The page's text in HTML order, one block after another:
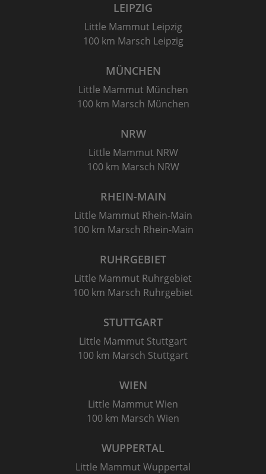
LEIPZIG
Little Mammut Leipzig
100 km Marsch Leipzig
MÜNCHEN
Little Mammut München
100 km Marsch München
NRW
Little Mammut NRW
100 km Marsch NRW
RHEIN-MAIN
Little Mammut Rhein-Main
100 km Marsch Rhein-Main
RUHRGEBIET
Little Mammut Ruhrgebiet
100 km Marsch Ruhrgebiet
STUTTGART
Little Mammut Stuttgart
100 km Marsch Stuttgart
WIEN
Little Mammut Wien
100 km Marsch Wien
WUPPERTAL
Little Mammut Wuppertal